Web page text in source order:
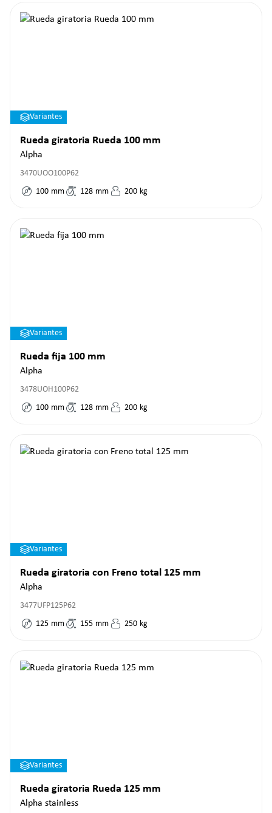
Variantes
Rueda giratoria Rueda 100 mm
Alpha
3470UOO100P62
100 mm 128 mm 200 kg
Variantes
Rueda fija 100 mm
Alpha
3478UOH100P62
100 mm 128 mm 200 kg
Variantes
Rueda giratoria con Freno total 125 mm
Alpha
3477UFP125P62
125 mm 155 mm 250 kg
Variantes
Rueda giratoria Rueda 125 mm
Alpha stainless